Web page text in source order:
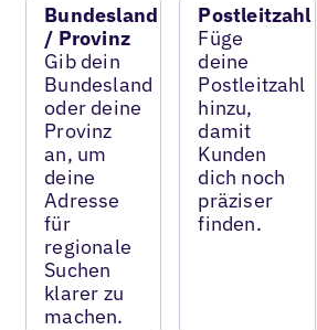
Bundesland
/ Provinz
Gib dein
Bundesland
oder deine
Provinz
an, um
deine
Adresse
für
regionale
Suchen
klarer zu
machen.
Postleitzahl
Füge
deine
Postleitzahl
hinzu,
damit
Kunden
dich noch
präziser
finden.